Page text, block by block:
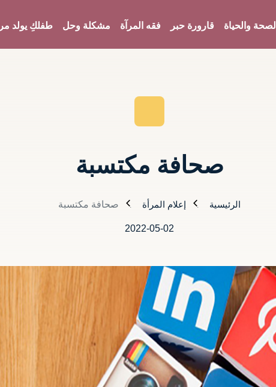
الصحة والحياة قارورة حبر فقه المرآة مشكلة وحل طفلكِ يولد
صحافة مكتسبة
الرئيسية إعلام المرأة صحافة مكتسبة
2022-05-02